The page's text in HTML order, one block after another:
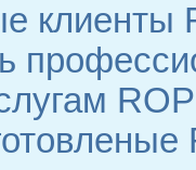
клиенты